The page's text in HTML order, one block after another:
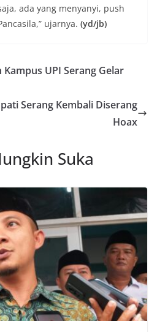
ada yang menyanyi, push
ujarnya. (yd/jb)
UPI Serang Gelar
Serang Kembali Diserang
Hoax
Suka